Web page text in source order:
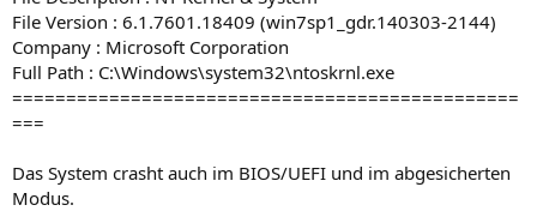
File Version : 6.1.7601.18409 (win7sp1_gdr.140303-2144)
Company : Microsoft Corporation
Full Path : C:\Windows\system32\ntoskrnl.exe
===============================================
===
Das System crasht auch im BIOS/UEFI und im abgesicherten
Modus.